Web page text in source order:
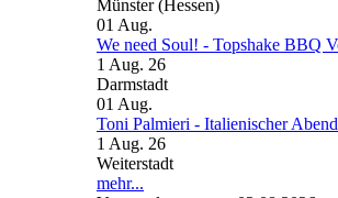
Münster (Hessen)
01 Aug.
We need Soul! - Topshake BBQ
1 Aug. 26
Darmstadt
01 Aug.
Toni Palmieri - Italienischer Abend
1 Aug. 26
Weiterstadt
mehr...